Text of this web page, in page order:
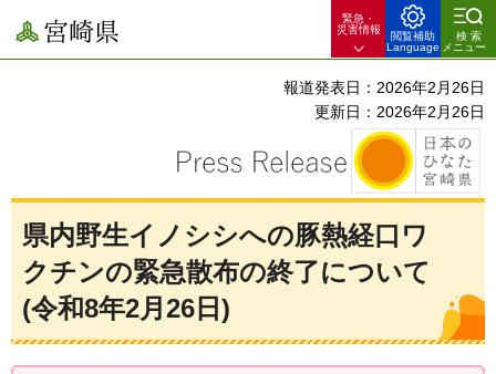
宮崎県
緊急・
災害情報
閲覧補助
Language
検索
メニュー
報道発表日：2026年2月26日
更新日：2026年2月26日
県内野生イノシシへの豚熱経口ワ
クチンの緊急散布の終了について
(令和8年2月26日)